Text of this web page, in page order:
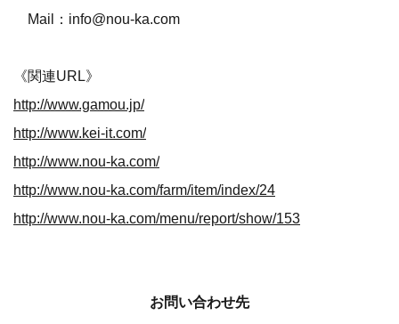
Mail：info@nou-ka.com
《関連URL》
http://www.gamou.jp/
http://www.kei-it.com/
http://www.nou-ka.com/
http://www.nou-ka.com/farm/item/index/24
http://www.nou-ka.com/menu/report/show/153
お問い合わせ先